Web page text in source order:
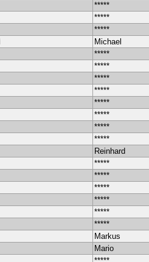
*****
*****
*****
Michael
*****
*****
*****
*****
*****
*****
*****
*****
Reinhard
*****
*****
*****
*****
*****
*****
Markus
Mario